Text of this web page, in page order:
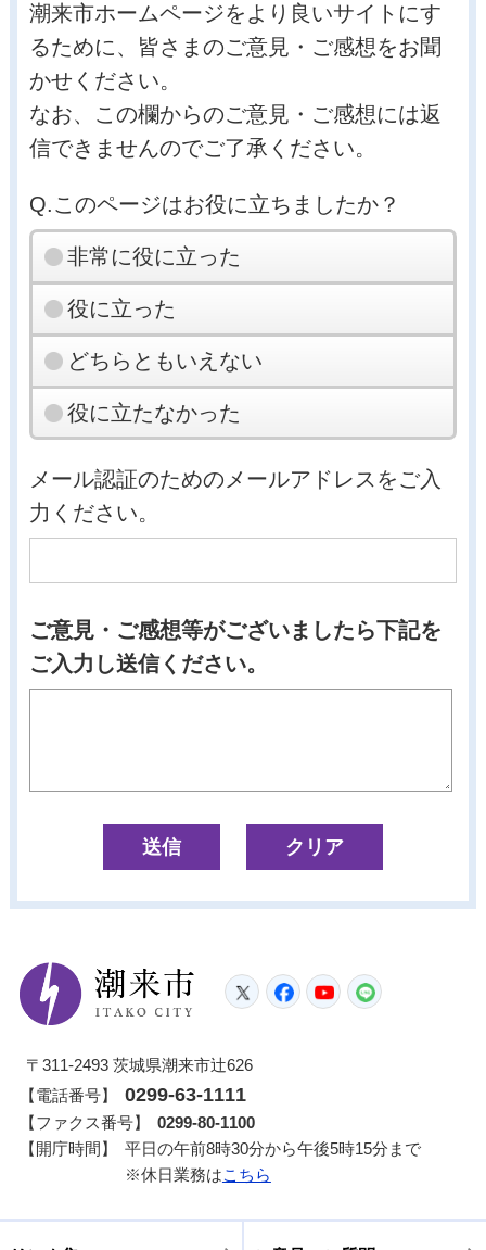
潮来市ホームページをより良いサイトにす
るために、皆さまのご意見・ご感想をお聞
かせください。
なお、この欄からのご意見・ご感想には返
信できませんのでご了承ください。
Q.このページはお役に立ちましたか？
非常に役に立った
役に立った
どちらともいえない
役に立たなかった
メール認証のためのメールアドレスをご入
力ください。
ご意見・ご感想等がございましたら下記を
ご入力し送信ください。
潮来市
TwitterFacebook
YouTube
〒311-2493 茨城県潮来市辻626
【電話番号】
0299-63-1111
【ファクス番号】
0299-80-1100
【開庁時間】
平日の午前8時30分から午後5時15分まで
※休日業務はこちら